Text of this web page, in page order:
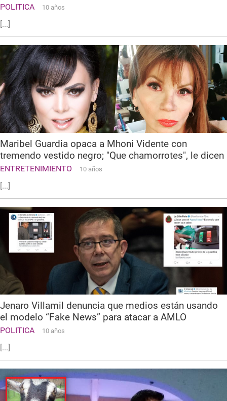
POLITICA 10 años
[...]
Maribel Guardia opaca a Mhoni Vidente con
tremendo vestido negro; "Que chamorrotes", le dicen
ENTRETENIMIENTO 10 años
[...]
Jenaro Villamil denuncia que medios están usando
el modelo “Fake News” para atacar a AMLO
POLITICA 10 años
[...]